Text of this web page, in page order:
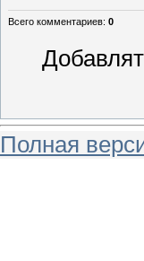
Всего комментариев: 0
Полная